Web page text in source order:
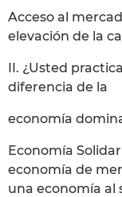
Acceso al
elevación de la
II. ¿Usted
diferencia de la
economía
Economía
economía de
una economía al